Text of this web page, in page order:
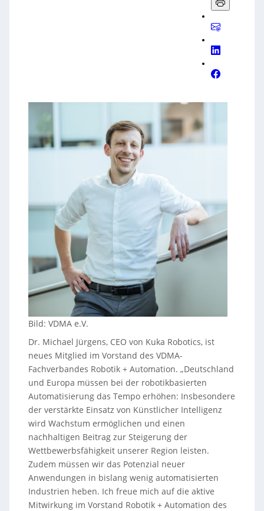
Bild: VDMA e.V.
Dr. Michael Jürgens, CEO von Kuka Robotics, ist
neues Mitglied im Vorstand des VDMA-
Fachverbandes Robotik + Automation. „Deutschland
und Europa müssen bei der robotikbasierten
Automatisierung das Tempo erhöhen: Insbesondere
der verstärkte Einsatz von Künstlicher Intelligenz
wird Wachstum ermöglichen und einen
nachhaltigen Beitrag zur Steigerung der
Wettbewerbsfähigkeit unserer Region leisten.
Zudem müssen wir das Potenzial neuer
Anwendungen in bislang wenig automatisierten
Industrien heben. Ich freue mich auf die aktive
Mitwirkung im Vorstand Robotik + Automation des